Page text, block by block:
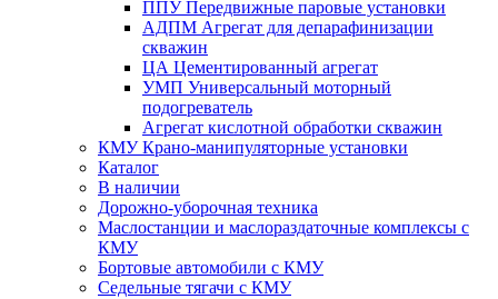
ППУ Передвижные паровые установки
АДПМ Агрегат для депарафинизации
скважин
ЦА Цементированный агрегат
УМП Универсальный моторный
подогреватель
Агрегат кислотной обработки скважин
КМУ Крано-манипуляторные установки
Каталог
В наличии
Дорожно-уборочная техника
Маслостанции и маслораздаточные комплексы с
КМУ
Бортовые автомобили с КМУ
Седельные тягачи с КМУ